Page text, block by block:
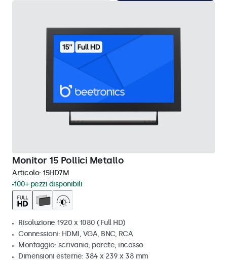
Monitor 15 Pollici Metallo
Articolo: 15HD7M
100+ pezzi disponibili
Risoluzione 1920 x 1080 (Full HD)
Connessioni: HDMI, VGA, BNC, RCA
Montaggio: scrivania, parete, incasso
Dimensioni esterne: 384 x 239 x 38 mm